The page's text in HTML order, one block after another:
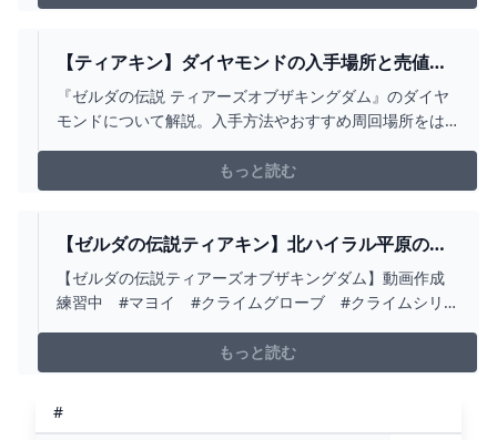
【ティアキン】ダイヤモンドの入手場所と売値｜
おすすめ周回場所 ワイトのゲーム案内所
『ゼルダの伝説 ティアーズオブザキングダム』のダイヤ
モンドについて解説。入手方法やおすすめ周回場所をは
ン攻略の参考にしてください！
もっと読む
【ゼルダの伝説ティアキン】北ハイラル平原の洞
窟(マヨイ＋クライムグローブ） - YOUTUBE
【ゼルダの伝説ティアーズオブザキングダム】動画作成
練習中 #マヨイ #クライムグローブ #クライムシリー
もっと読む
#